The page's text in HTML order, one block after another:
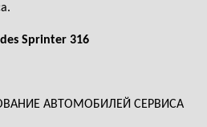
Sprinter 316